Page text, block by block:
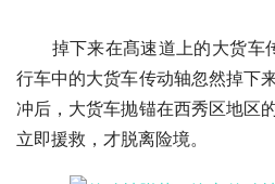
掉下来在髙速道上的大货车
行车中的大货车传动轴忽然掉下
冲后，大货车抛锚在西秀区地区
立即援救，才脱离险境。